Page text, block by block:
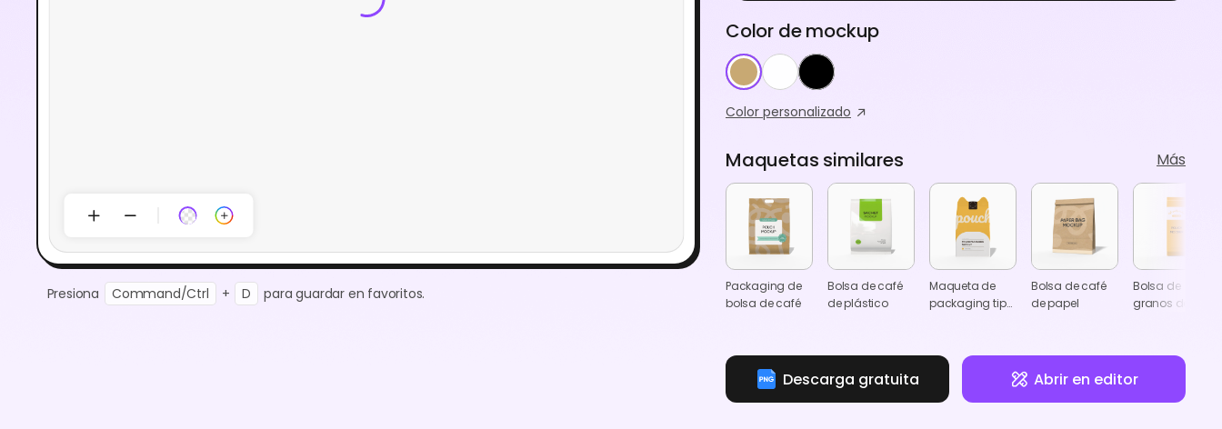
Presiona Command/Ctrl + D para guardar en favoritos.
Color de mockup
Color personalizado
Maquetas similares Más
Packaging de
bolsa de café
Bolsa de café
de plástico
Maqueta de
packaging tipo
Bolsa de café
de papel
Bolsa de
granos de café
Descarga gratuita Abrir en editor